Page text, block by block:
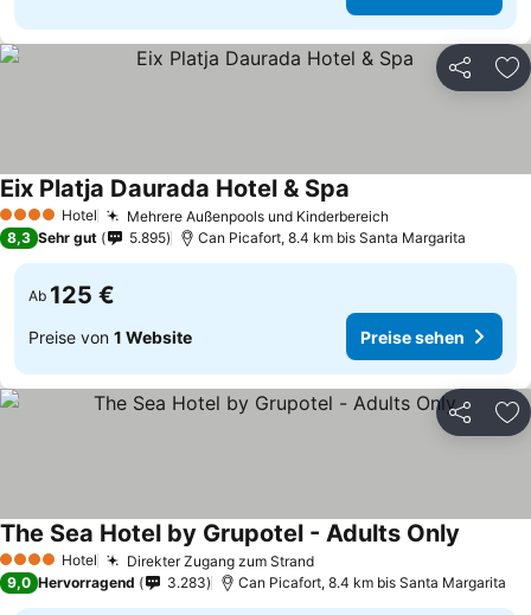
Teilen
4 Sterne Hotel Mehrere Außenpools und Kinderbereich
Eix Platja Daurada Hotel & Spa
8,3 Sehr gut 5.895 Can Picafort, 8.4 km bis Santa Margarita
Ab 125 €
Preise von 1 Website Preise sehen
Teilen
4 Sterne Hotel Direkter Zugang zum Strand
The Sea Hotel by Grupotel - Adults Only
9,0 Hervorragend 3.283 Can Picafort, 8.4 km bis Santa Margarita